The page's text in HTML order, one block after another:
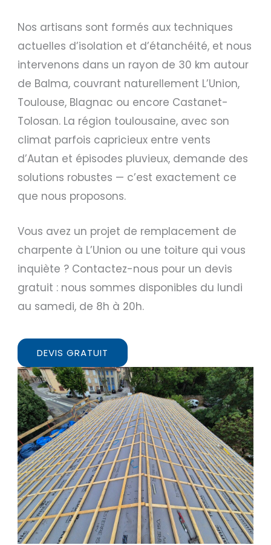
Nos artisans sont formés aux techniques
actuelles d’isolation et d’étanchéité, et nous
intervenons dans un rayon de 30 km autour
de Balma, couvrant naturellement L’Union,
Toulouse, Blagnac ou encore Castanet-
Tolosan. La région toulousaine, avec son
climat parfois capricieux entre vents
d’Autan et épisodes pluvieux, demande des
solutions robustes — c’est exactement ce
que nous proposons.
Vous avez un projet de remplacement de
charpente à L’Union ou une toiture qui vous
inquiète ? Contactez-nous pour un devis
gratuit : nous sommes disponibles du lundi
au samedi, de 8h à 20h.
DEVIS GRATUIT